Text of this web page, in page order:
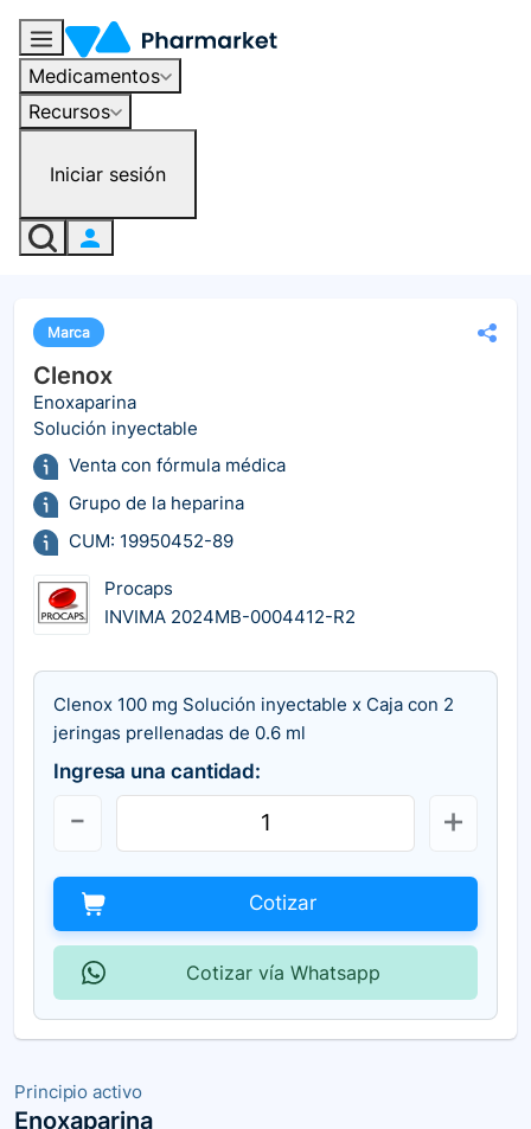
Medicamentos
Recursos
Iniciar sesión
Principio activo
Enoxaparina
Marca
Clenox
Enoxaparina
Solución inyectable
Venta con fórmula médica
Grupo de la heparina
CUM: 19950452-89
Procaps
INVIMA 2024MB-0004412-R2
Clenox 100 mg Solución inyectable x Caja con 2
jeringas prellenadas de 0.6 ml
Ingresa una cantidad:
Cotizar
Cotizar vía Whatsapp